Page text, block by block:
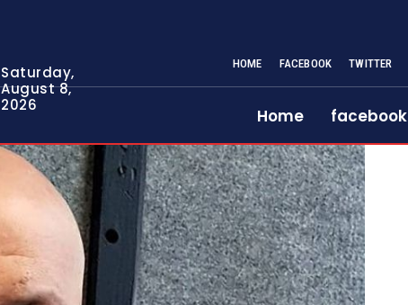
Saturday,
August 8,
2026
HOME FACEBOOK TWITTER
Home facebook